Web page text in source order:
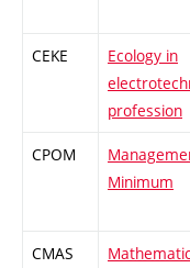
CEKE
Ecology in
profession
CPOM
Minimum
CMAS